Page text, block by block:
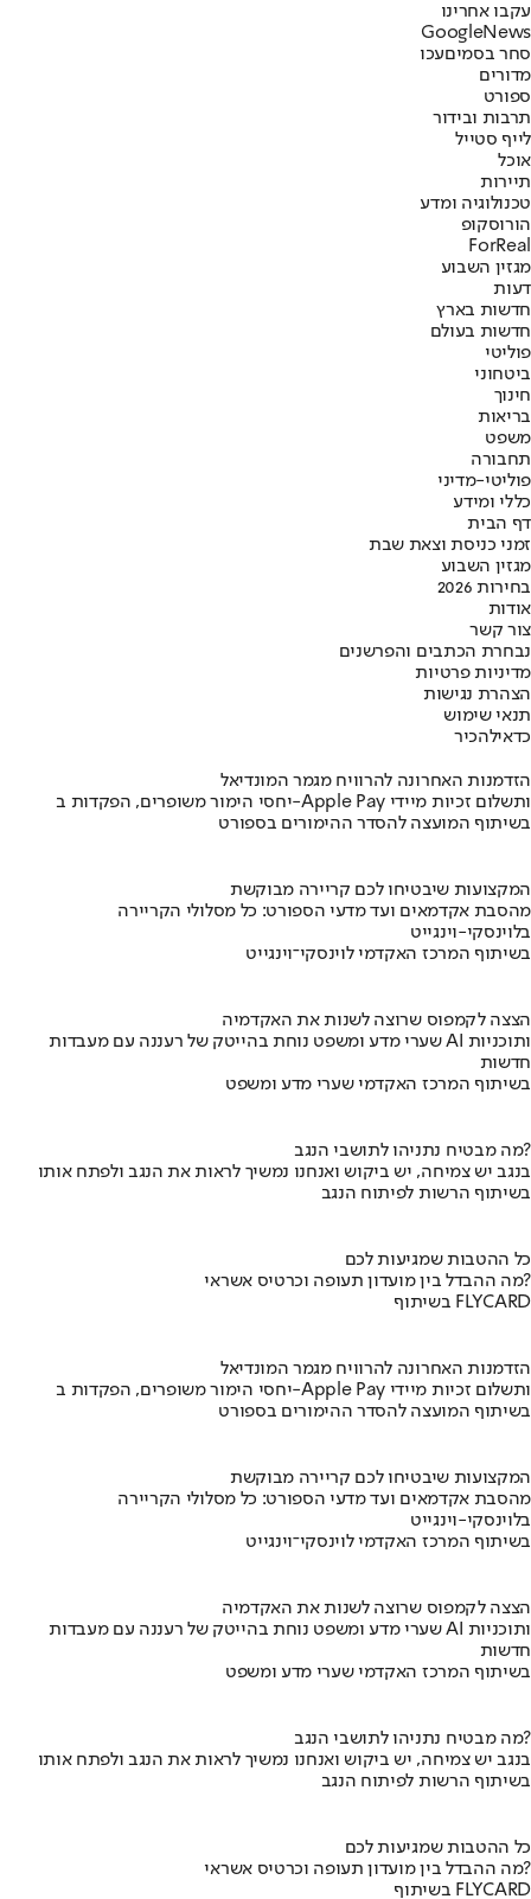
עקבו אחרינו
Googl eNews
סחר בסמיםעכו
מדורים
ספורט
תרבות ובידור
לייף סטייל
אוכל
תיירות
טכנולוגיה ומדע
הורוסקופ
ForReal
מגזין השבוע
דעות
חדשות בארץ
חדשות בעולם
פוליטי
ביטחוני
חינוך
בריאות
משפט
תחבורה
פוליטי-מדיני
כללי ומידע
דף הבית
זמני כניסת וצאת שבת
מגזין השבוע
בחירות 2026
אודות
צור קשר
נבחרת הכתבים והפרשנים
מדיניות פרטיות
הצהרת נגישות
תנאי שימוש
כדאילהכיר
הזדמנות האחרונה להרוויח מגמר המונדיאל
יחסי הימור משופרים, הפקדות ב-Apple Pay ותשלום זכיות מיידי
בשיתוף המועצה להסדר ההימורים בספורט
המקצועות שיבטיחו לכם קריירה מבוקשת
מהסבת אקדמאים ועד מדעי הספורט: כל מסלולי הקריירה
בלוינסקי-וינגייט
בשיתוף המרכז האקדמי לוינסקי־וינגייט
הצצה לקמפוס שרוצה לשנות את האקדמיה
שערי מדע ומשפט נוחת בהייטק של רעננה עם מעבדות AI ותוכניות
חדשות
בשיתוף המרכז האקדמי שערי מדע ומשפט
מה מבטיח נתניהו לתושבי הנגב?
בנגב יש צמיחה, יש ביקוש ואנחנו נמשיך לראות את הנגב ולפתח אותו
בשיתוף הרשות לפיתוח הנגב
כל ההטבות שמגיעות לכם
מה ההבדל בין מועדון תעופה וכרטיס אשראי?
בשיתוף FLYCARD
הזדמנות האחרונה להרוויח מגמר המונדיאל
יחסי הימור משופרים, הפקדות ב-Apple Pay ותשלום זכיות מיידי
בשיתוף המועצה להסדר ההימורים בספורט
המקצועות שיבטיחו לכם קריירה מבוקשת
מהסבת אקדמאים ועד מדעי הספורט: כל מסלולי הקריירה
בלוינסקי-וינגייט
בשיתוף המרכז האקדמי לוינסקי־וינגייט
הצצה לקמפוס שרוצה לשנות את האקדמיה
שערי מדע ומשפט נוחת בהייטק של רעננה עם מעבדות AI ותוכניות
חדשות
בשיתוף המרכז האקדמי שערי מדע ומשפט
מה מבטיח נתניהו לתושבי הנגב?
בנגב יש צמיחה, יש ביקוש ואנחנו נמשיך לראות את הנגב ולפתח אותו
בשיתוף הרשות לפיתוח הנגב
כל ההטבות שמגיעות לכם
מה ההבדל בין מועדון תעופה וכרטיס אשראי?
בשיתוף FLYCARD